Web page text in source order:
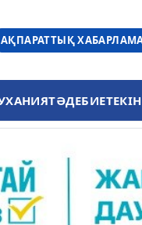
АҚПАРАТТЫҚ
ӘДЕБИЕТ